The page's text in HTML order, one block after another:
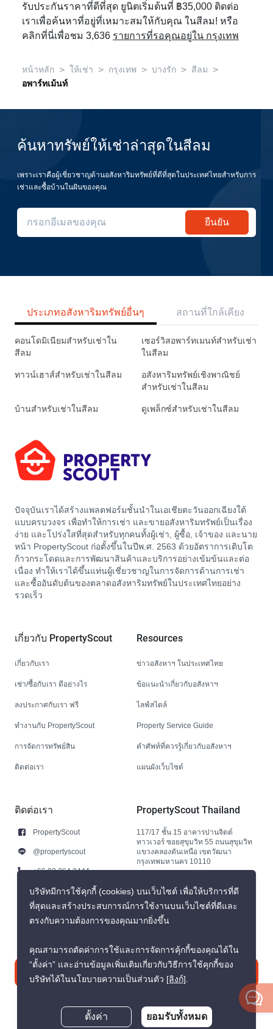
รับประกันราคาที่ดีที่สุด ยูนิตเริ่มต้นที่ ฿35,000 ติดต่อ
เราเพื่อค้นหาที่อยู่ที่เหมาะสมให้กับคุณ ในสีลม! หรือ
คลิกที่นี่เพื่อชม 3,636 รายการที่รอคุณอยู่ใน กรุงเทพ
หน้าหลัก > ให้เช่า > กรุงเทพ > บางรัก > สีลม >
อพาร์ทเม้นท์
ค้นหาทรัพย์ให้เช่าล่าสุดในสีลม
เพราะเราคือผู้เชี่ยวชาญด้านอสังหาริมทรัพย์ที่ดีที่สุดในประเทศไทยสำหรับการ
เช่าและซื้อบ้านในฝันของคุณ
ยืนยัน
ประเภทอสังหาริมทรัพย์อื่นๆ สถานที่ใกล้เคียง
คอนโดมิเนียมสำหรับเช่าใน
สีลม
เซอร์วิสอพาร์ทเมนท์สำหรับเช่า
ในสีลม
ทาวน์เฮาส์สำหรับเช่าในสีลม
อสังหาริมทรัพย์เชิงพาณิชย์
สำหรับเช่าในสีลม
บ้านสำหรับเช่าในสีลม ดูเพล็กซ์สำหรับเช่าในสีลม
ปัจจุบันเราได้สร้างแพลตฟอร์มชั้นนำในเอเชียตะวันออกเฉียงใต้
แบบครบวงจร เพื่อทำให้การเช่า และขายอสังหาริมทรัพย์เป็นเรื่อง
ง่าย และโปร่งใสที่สุดสำหรับทุกคนทั้งผู้เช่า, ผู้ซื้อ, เจ้าของ และนาย
หน้า PropertyScout ก่อตั้งขึ้นในปีพ.ศ. 2563 ด้วยอัตราการเติบโต
ก้าวกระโดดและการพัฒนาสินค้าและบริการอย่างเข้มข้นและต่อ
เนื่อง ทำให้เราได้ขึ้นแท่นผู้เชี่ยวชาญในการจัดการด้านการเช่า
และซื้ออันดับต้นของตลาดอสังหาริมทรัพย์ในประเทศไทยอย่าง
รวดเร็ว
เกี่ยวกับ PropertyScout
เกี่ยวกับเรา
เช่า/ซื้อกับเรา ดีอย่างไร
ลงประกาศกับเรา ฟรี
ทำงานกับ PropertyScout
การจัดการทรัพย์สิน
ติดต่อเรา
Resources
ข่าวอสังหาฯ ในประเทศไทย
ข้อแนะนำเกี่ยวกับอสังหาฯ
ไลฟ์สไตล์
Property Service Guide
คำศัพท์ที่ควรรู้เกี่ยวกับอสังหาฯ
แผนผังเว็บไซต์
ติดต่อเรา
PropertyScout
@propertyscout
+66 92 264 3444
+66 92 264 3444
contact@propertyscout.co.th
PropertyScout Thailand
117/17 ชั้น 15 อาคารปานจิตต์
ทาวเวอร์ ซอยสุขุมวิท 55 ถนนสุขุมวิท
แขวงคลองตันเหนือ เขตวัฒนา
กรุงเทพมหานคร 10110
ติดต่อเรา
บริษัทมีการใช้คุกกี้ (cookies) บนเว็บไซต์ เพื่อให้บริการที่ดี
ที่สุดและสร้างประสบการณ์การใช้งานบนเว็บไซต์ที่ดีและ
ตรงกับความต้องการของคุณมากยิ่งขึ้น
คุณสามารถตัดค่าการใช้และการจัดการคุ้กกี้ของคุณได้ใน
“ตั้งค่า” และอ่านข้อมูลเพิ่มเติมเกี่ยวกับวิธีการใช้คุกกี้ของ
บริษัทได้ในนโยบายความเป็นส่วนตัว [ลิงก์].
ตั้งค่า ยอมรับทั้งหมด